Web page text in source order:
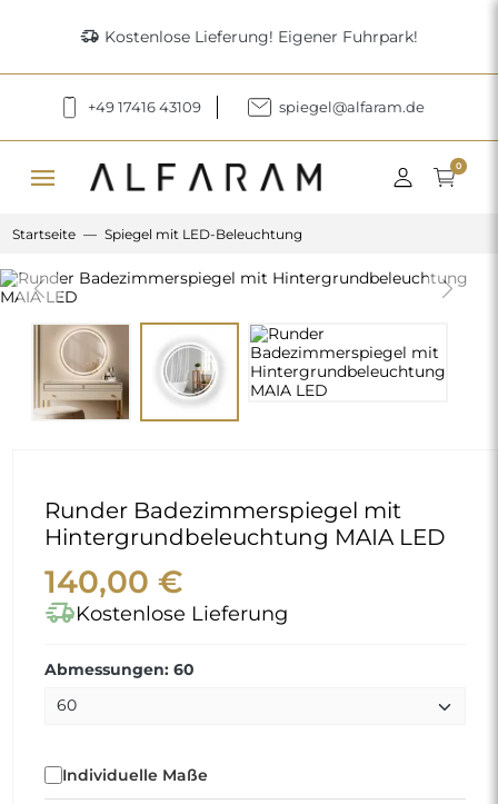
delivery_truck_speed Kostenlose Lieferung! Eigener Fuhrpark!
+49 17416 43109 spiegel@alfaram.de
menu 0
Startseite Spiegel mit LED-Beleuchtung
Previous Next
Runder Badezimmerspiegel mit
Hintergrundbeleuchtung MAIA LED
140,00 €
delivery_truck_speedKostenlose Lieferung
Abmessungen: 60
Individuelle Maße